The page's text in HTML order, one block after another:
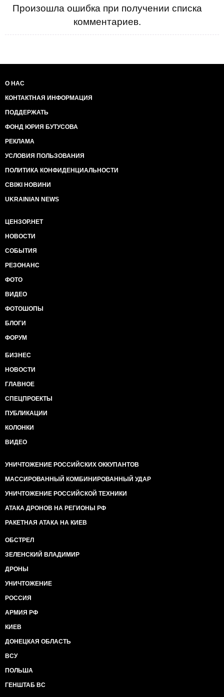
Произошла ошибка при получении списка
комментариев.
О НАС
КОНТАКТНАЯ ИНФОРМАЦИЯ
ПОДДЕРЖАТЬ
ФОНД ЮРИЯ БУТУСОВА
РЕКЛАМА
УСЛОВИЯ ПОЛЬЗОВАНИЯ
ПОЛИТИКА КОНФИДЕНЦИАЛЬНОСТИ
СВІЖІ НОВИНИ
UKRAINIAN NEWS
ЦЕНЗОР.НЕТ
НОВОСТИ
СОБЫТИЯ
РЕЗОНАНС
ФОТО
ВИДЕО
ФОТОШОПЫ
БЛОГИ
ФОРУМ
БИЗНЕС
НОВОСТИ
ГЛАВНОЕ
СПЕЦПРОЕКТЫ
ПУБЛИКАЦИИ
КОЛОНКИ
ВИДЕО
УНИЧТОЖЕНИЕ РОССИЙСКИХ ОККУПАНТОВ
МАССИРОВАННЫЙ КОМБИНИРОВАННЫЙ УДАР
УНИЧТОЖЕНИЕ РОССИЙСКОЙ ТЕХНИКИ
АТАКА ДРОНОВ НА РЕГИОНЫ РФ
РАКЕТНАЯ АТАКА НА КИЕВ
ОБСТРЕЛ
ЗЕЛЕНСКИЙ ВЛАДИМИР
ДРОНЫ
УНИЧТОЖЕНИЕ
РОССИЯ
АРМИЯ РФ
КИЕВ
ДОНЕЦКАЯ ОБЛАСТЬ
ВСУ
ПОЛЬША
ГЕНШТАБ ВС